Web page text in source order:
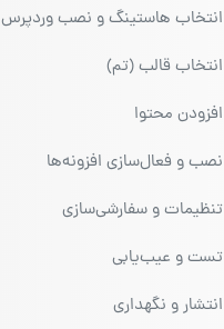
انتخاب هاستینگ و نصب وردپرس
انتخاب قالب (تم)
افزودن محتوا
نصب و فعال‌سازی افزونه‌ها
تنظیمات و سفارشی‌سازی
تست و عیب‌یابی
انتشار و نگهداری